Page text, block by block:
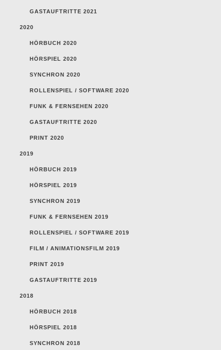
GASTAUFTRITTE 2021
2020
HÖRBUCH 2020
HÖRSPIEL 2020
SYNCHRON 2020
ROLLENSPIEL / SOFTWARE 2020
FUNK & FERNSEHEN 2020
GASTAUFTRITTE 2020
PRINT 2020
2019
HÖRBUCH 2019
HÖRSPIEL 2019
SYNCHRON 2019
FUNK & FERNSEHEN 2019
ROLLENSPIEL / SOFTWARE 2019
FILM / ANIMATIONSFILM 2019
PRINT 2019
GASTAUFTRITTE 2019
2018
HÖRBUCH 2018
HÖRSPIEL 2018
SYNCHRON 2018